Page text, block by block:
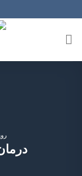
to
content